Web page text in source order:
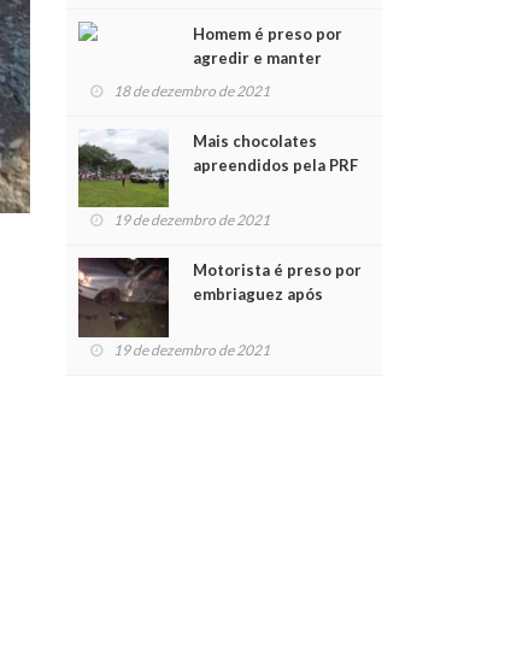
Homem é preso por
agredir e manter
mulher em cárcere
18 de dezembro de 2021
Mais chocolates
apreendidos pela PRF
crianças no Natal
19 de dezembro de 2021
Motorista é preso por
embriaguez após
feridos
19 de dezembro de 2021